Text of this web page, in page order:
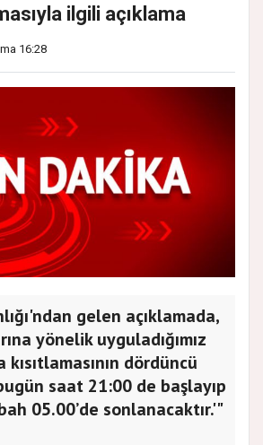
ilgili açıklama
16:28
gelen açıklamada,
yönelik uyguladığımız
kısıtlamasının dördüncü
saat 21:00 de başlayıp
05.00’de sonlanacaktır.'"